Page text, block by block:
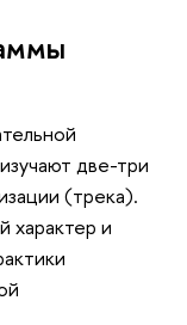
две-три
(трека).
характер и